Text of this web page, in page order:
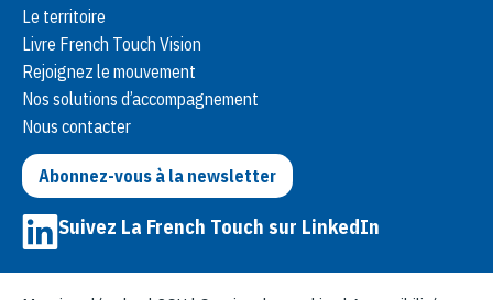
Le territoire
Livre French Touch Vision
Rejoignez le mouvement
Nos solutions d’accompagnement
Nous contacter
Abonnez-vous à la newsletter
Suivez La French Touch sur LinkedIn